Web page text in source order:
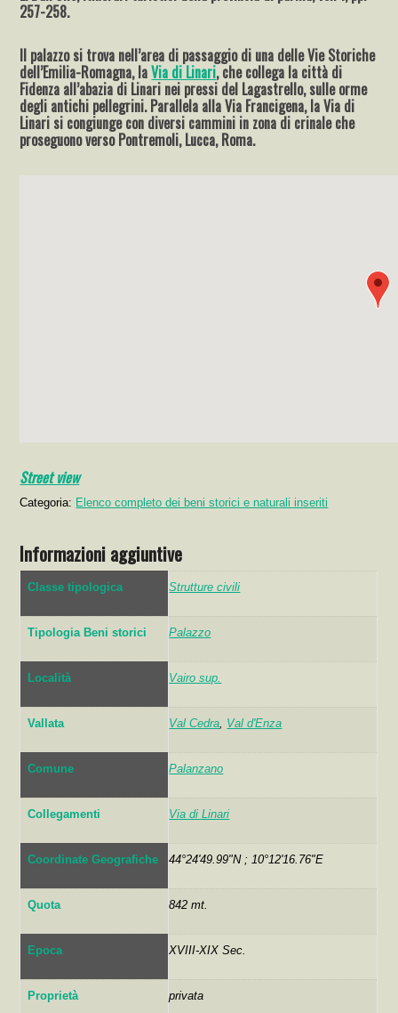
257-258.
Il palazzo si trova nell’area di passaggio di una delle Vie Storiche
dell’Emilia-Romagna, laVia di Linari, che collega la città di
Fidenza all’abazia di Linari nei pressi del Lagastrello, sulle orme
degli antichi pellegrini. Parallela alla Via Francigena, la Via di
Linari si congiunge con diversi cammini in zona di crinale che
proseguono verso Pontremoli, Lucca, Roma.
Street view
Categoria: Elenco completo dei beni storici e naturali inseriti
Informazioni aggiuntive
Classe tipologica Strutture civili
Tipologia Beni storici Palazzo
Località Vairo sup.
Vallata Val Cedra Val d'Enza
Comune Palanzano
Collegamenti Via di Linari
Coordinate Geografiche 44°24'49.99"N ; 10°12'16.76"E
Quota 842 mt.
Epoca XVIII-XIX Sec.
Proprietà privata